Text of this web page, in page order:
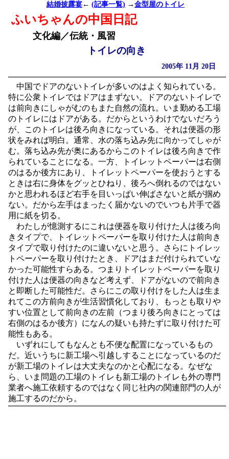
結婚披露宴 ← (記事一覧) → 金型屋のトイレ
ふいちゃんの中国日記
文化編／伝統・風習
トイレの向き
2005年 11月 20日
中国でドアのないトイレが多いのはよく知られている。
特に公衆トイレではドアはまずない。ドアのないトイレで
は前向きにしゃがむのもまた自然の流れ。いま勤める工場
のトイレにはドアがある。だからというわけでないだろう
が、このトイレは後ろ向きになっている。それは便器の形
状をみれば明白。通常、水の落ち込み先に向かってしゃが
む。落ち込み先が奥にあるからこのトイレは後ろ向きで作
られていることになる。一方、トイレットペーパーは右側
のはるか後方にあり、トイレットペーパーを使おうとする
ときは右に身体をグッとひねり、後ろへ倒れるのではない
かと思われるほど右手を目いっぱい伸ばさないと紙が掴め
ない。だから左手はまったく届かないのでいつも片手で器
用に紙を切る。
わたしが憶測するにこれは便器を取り付けた人は後ろ向
きタイプで、トイレットペーパーを取り付けた人は前向き
タイプで取り付けたのに違いないと思う。さらにトイレッ
トペーパーを取り付けたとき、ドアはまだ付けられていな
かった可能性すらある。つまりトイレットペーパーを取り
付けた人は便器の向きなど考えず、ドアがないので前向き
と即断した可能性だ。さらにこの取り付けをした人は生ま
れてこの方前向きが生活習慣化しており、もっとも取りや
すい位置として前向きの左前（つまり後ろ向きにとっては
右側のはるか後方）になんの疑いも持たずに取り付けた可
能性もある。
いずれにしてもなんとも不便な配置になっているもの
だ。近いうちに新工場へ引越しすることになっているのだ
が新工場のトイレは大丈夫なのかと心配になる。なぜな
ら、いま問題の工場のトイレも新工場のトイレも外の専門
業者へ施工依頼するのではなく同じ社内の関連部門の人が
施工するのだから。